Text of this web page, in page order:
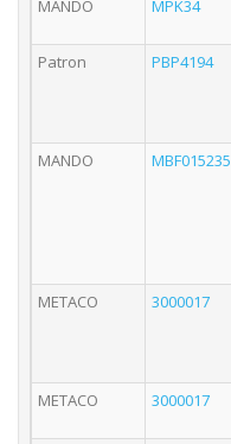
MANDO
MPK34
Patron
PBP4194
MANDO
MBF015235
METACO
3000017
METACO
3000017